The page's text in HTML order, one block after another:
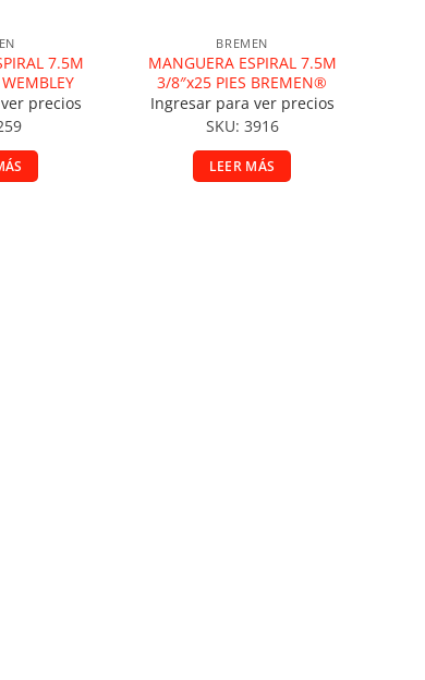
7.5M
precios
BREMEN
MANGUERA ESPIRAL 7.5M
3/8″x25 PIES BREMEN®
Ingresar para ver precios
SKU: 3916
LEER MÁS